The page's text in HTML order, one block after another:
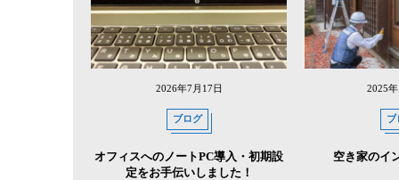
2026年7月17日
ブログ
オフィスへのノートPC導入・初期設
定をお手伝いしました！
2025
ブ
空き家のイ